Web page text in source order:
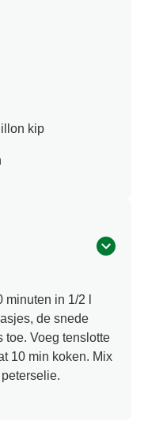
kip
in 1/2 l
de snede
toe. Voeg tenslotte
10 min koken. Mix